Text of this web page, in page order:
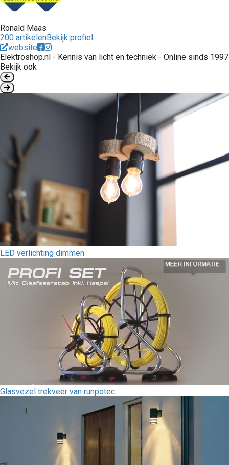
Ronald Maas
200 artikelenBekijk profiel
website
Elektroshop.nl - Kennis van licht en techniek - Online sinds 1997
Bekijk ook
LED verlichting dimmen
Glasvezel trekveer van runpotec